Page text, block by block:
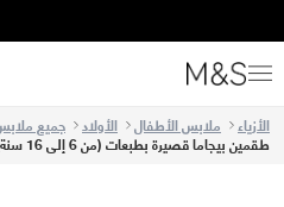
الأزياء ملابس الأطفال الأولاد جميع
طقمين بيجاما قصيرة بطبعات (من 6 إلى 16 سنة)